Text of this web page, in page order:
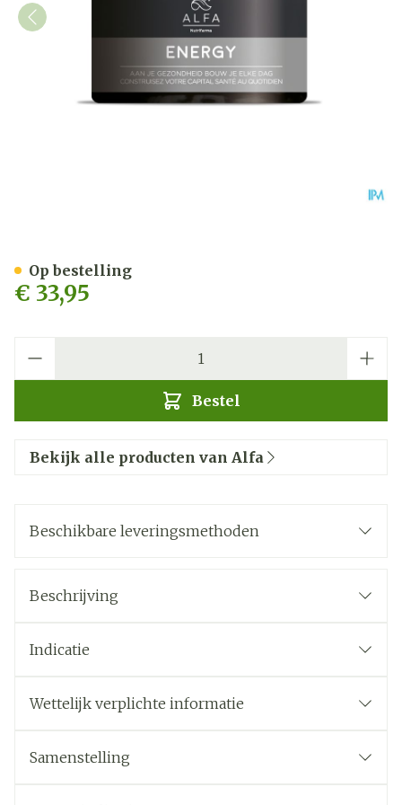
€ 33,95
Bestel
Op bestelling
Bekijk alle producten van Alfa
Beschikbare leveringsmethoden
Beschrijving
Indicatie
Wettelijk verplichte informatie
Samenstelling